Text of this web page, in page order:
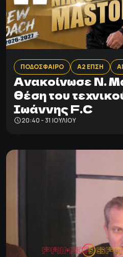
ΠΟΔΟΣΦΑΙΡΟ Α2 ΕΠΣΗ
Ανακοίνωσε Ν.
θέση του
Ιωάννης F.C
20:40 - 31 ΙΟΥΛΊΟΥ